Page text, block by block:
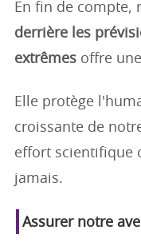
En fin de compte,
derrière les
extrêmes offre
Elle protège
croissante de
effort scientifique
jamais.
Assurer notre